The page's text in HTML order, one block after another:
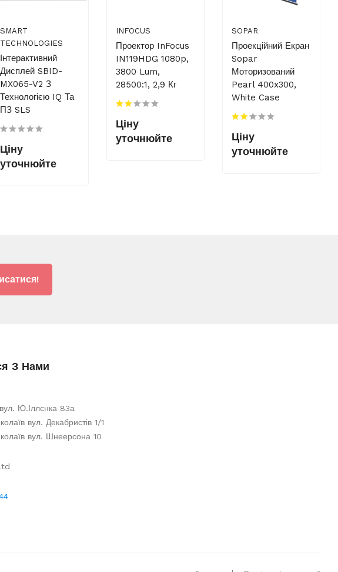
SMART
TECHNOLOGIES
Інтерактивний
Дисплей SBID-
MX065-V2 З
Технологією IQ Та
ПЗ SLS
Ціну
уточнюйте
INFOCUS
Проектор InFocus
IN119HDG 1080p,
3800 Lum,
28500:1, 2,9 Кг
Ціну
уточнюйте
SOPAR
Проекційний Екран
Sopar
Моторизований
Pearl 400x300,
White Case
Ціну
уточнюйте
З Нами
Ю.Іллєнка 83а
вул. Декабристів 1/1
вул. Шнеерсона 10